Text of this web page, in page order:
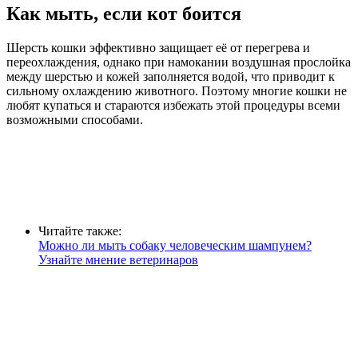
Как мыть, если кот боится
Шерсть кошки эффективно защищает её от перегрева и
переохлаждения, однако при намокании воздушная прослойка
между шерстью и кожей заполняется водой, что приводит к
сильному охлаждению животного. Поэтому многие кошки не
любят купаться и стараются избежать этой процедуры всеми
возможными способами.
Читайте также:
Можно ли мыть собаку человеческим шампунем?
Узнайте мнение ветеринаров